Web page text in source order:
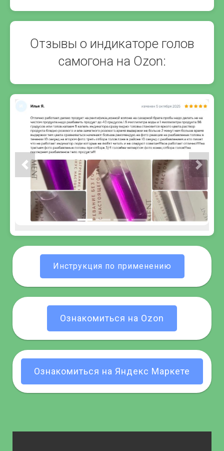
Отзывы о индикаторе голов
самогона на Ozon:
Инструкция по применению
Ознакомиться на Ozon
Ознакомиться на Яндекс Маркете